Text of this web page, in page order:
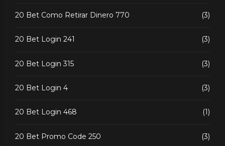
20 Bet Como Retirar Dinero 770 (3)
20 Bet Login 241 (3)
20 Bet Login 315 (3)
20 Bet Login 4 (3)
20 Bet Login 468 (1)
20 Bet Promo Code 250 (3)